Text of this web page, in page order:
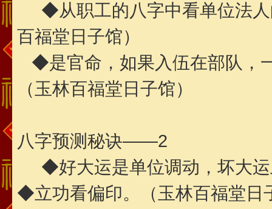
◆从职工的八字中看单位法人
百福堂日子馆）
◆是官命，如果入伍在部队，
（玉林百福堂日子馆）
八字预测秘诀——2
◆好大运是单位调动，坏大运
◆立功看偏印。（玉林百福堂日